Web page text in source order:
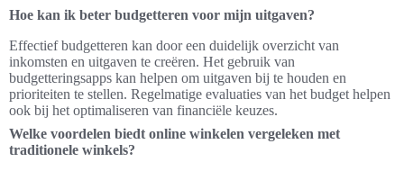
Hoe kan ik beter budgetteren voor mijn uitgaven?
Effectief budgetteren kan door een duidelijk overzicht van
inkomsten en uitgaven te creëren. Het gebruik van
budgetteringsapps kan helpen om uitgaven bij te houden en
prioriteiten te stellen. Regelmatige evaluaties van het budget helpen
ook bij het optimaliseren van financiële keuzes.
Welke voordelen biedt online winkelen vergeleken met
traditionele winkels?